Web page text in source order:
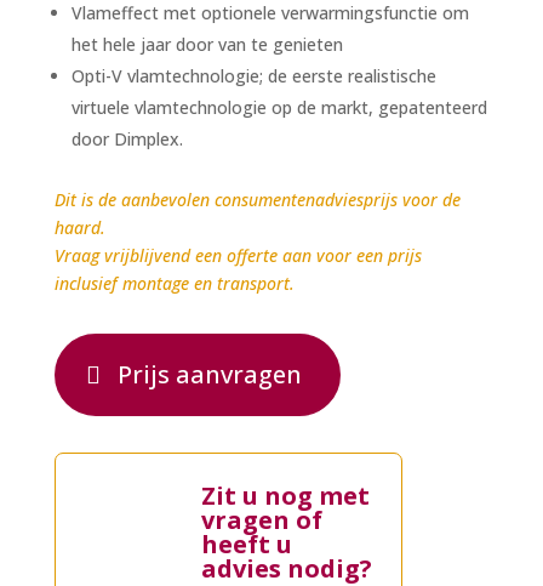
Vlameffect met optionele verwarmingsfunctie om
het hele jaar door van te genieten
Opti-V vlamtechnologie; de eerste realistische
virtuele vlamtechnologie op de markt, gepatenteerd
door Dimplex.
Dit is de aanbevolen consumentenadviesprijs voor de
haard.
Vraag vrijblijvend een offerte aan voor een prijs
inclusief montage en transport.
Prijs aanvragen
Zit u nog met
vragen of
heeft u
advies nodig?